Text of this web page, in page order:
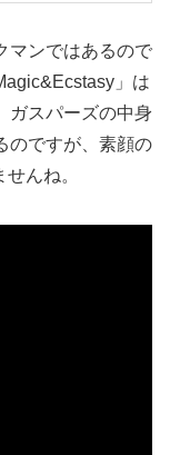
マンではあるので
」は
ガスパーズの中身
のですが、素顔の
んね。